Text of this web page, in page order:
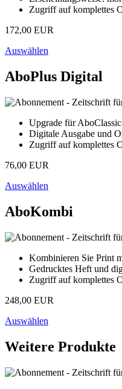
Zugriff auf komplettes
172,00 EUR
Auswählen
AboPlus Digital
Upgrade für
Digitale Ausgabe und
Zugriff auf komplettes
76,00 EUR
Auswählen
AboKombi
Kombinieren Sie Print
Gedrucktes Heft und
Zugriff auf komplettes
248,00 EUR
Auswählen
Weitere Produkte